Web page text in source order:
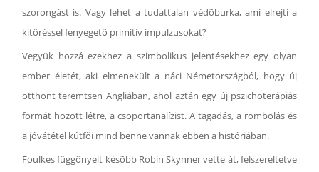
szorongást is. Vagy lehet a tudattalan védõburka, ami elrejti a
kitöréssel fenyegetõ primitív impulzusokat?
Vegyük hozzá ezekhez a szimbolikus jelentésekhez egy olyan
ember életét, aki elmenekült a náci Németországból, hogy új
otthont teremtsen Angliában, ahol aztán egy új pszichoterápiás
formát hozott létre, a csoportanalízist. A tagadás, a rombolás és
a jóvátétel kútfõi mind benne vannak ebben a históriában.
Foulkes függönyeit késõbb Robin Skynner vette át, felszereltetve